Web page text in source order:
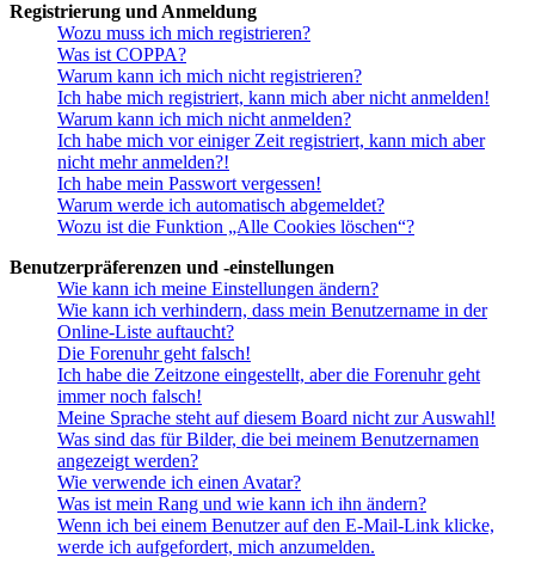
Registrierung und Anmeldung
Wozu muss ich mich registrieren?
Was ist COPPA?
Warum kann ich mich nicht registrieren?
Ich habe mich registriert, kann mich aber nicht anmelden!
Warum kann ich mich nicht anmelden?
Ich habe mich vor einiger Zeit registriert, kann mich aber
nicht mehr anmelden?!
Ich habe mein Passwort vergessen!
Warum werde ich automatisch abgemeldet?
Wozu ist die Funktion „Alle Cookies löschen“?
Benutzerpräferenzen und -einstellungen
Wie kann ich meine Einstellungen ändern?
Wie kann ich verhindern, dass mein Benutzername in der
Online-Liste auftaucht?
Die Forenuhr geht falsch!
Ich habe die Zeitzone eingestellt, aber die Forenuhr geht
immer noch falsch!
Meine Sprache steht auf diesem Board nicht zur Auswahl!
Was sind das für Bilder, die bei meinem Benutzernamen
angezeigt werden?
Wie verwende ich einen Avatar?
Was ist mein Rang und wie kann ich ihn ändern?
Wenn ich bei einem Benutzer auf den E-Mail-Link klicke,
werde ich aufgefordert, mich anzumelden.